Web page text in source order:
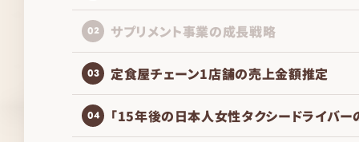
02 サプリメント事業の成長戦略
03 定食屋チェーン1店舗の売上金額推定
04 「15年後の日本人女性タクシードライバー